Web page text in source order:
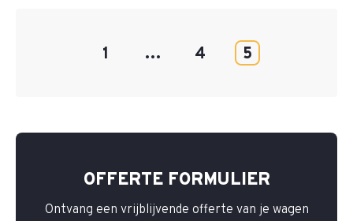
1 … 4 5
OFFERTE FORMULIER
Ontvang een vrijblijvende offerte van je wagen